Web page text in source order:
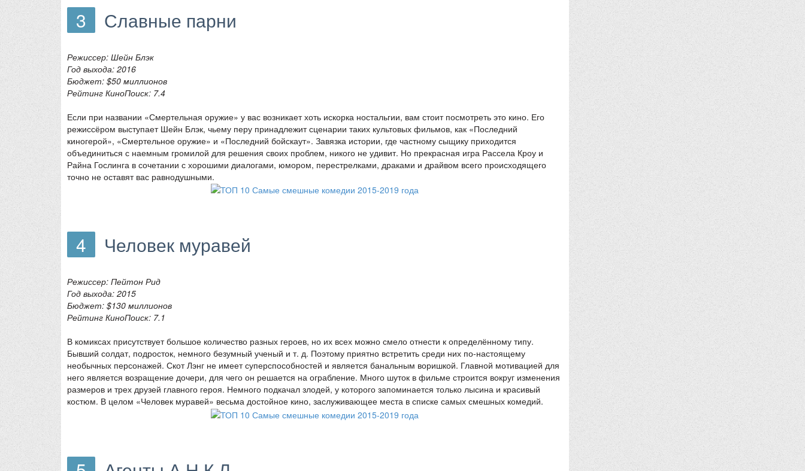
3 Славные парни
Режиссер: Шейн Блэк
Год выхода: 2016
Бюджет: $50 миллионов
Рейтинг КиноПоиск: 7.4
Если при названии «Смертельная оружие» у вас возникает хоть искорка ностальгии, вам стоит посмотреть это кино. Его
режиссёром выступает Шейн Блэк, чьему перу принадлежит сценарии таких культовых фильмов, как «Последний
киногерой», «Смертельное оружие» и «Последний бойскаут». Завязка истории, где частному сыщику приходится
объединиться с наемным громилой для решения своих проблем, никого не удивит. Но прекрасная игра Рассела Кроу и
Райна Гослинга в сочетании с хорошими диалогами, юмором, перестрелками, драками и драйвом всего происходящего
точно не оставят вас равнодушными.
4 Человек муравей
Режиссер: Пейтон Рид
Год выхода: 2015
Бюджет: $130 миллионов
Рейтинг КиноПоиск: 7.1
В комиксах присутствует большое количество разных героев, но их всех можно смело отнести к определённому типу.
Бывший солдат, подросток, немного безумный ученый и т. д. Поэтому приятно встретить среди них по-настоящему
необычных персонажей. Скот Лэнг не имеет суперспособностей и является банальным воришкой. Главной мотивацией для
него является возращение дочери, для чего он решается на ограбление. Много шуток в фильме строится вокруг изменения
размеров и трех друзей главного героя. Немного подкачал злодей, у которого запоминается только лысина и красивый
костюм. В целом «Человек муравей» весьма достойное кино, заслуживающее места в списке самых смешных комедий.